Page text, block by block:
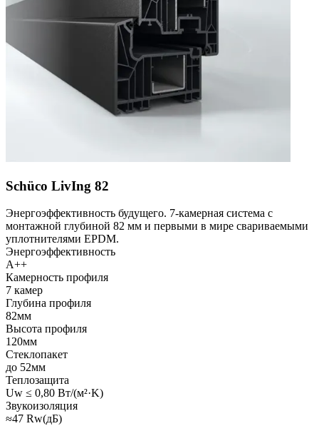
Schüco LivIng 82
Энергоэффективность будущего. 7-камерная система с
монтажной глубиной 82 мм и первыми в мире свариваемыми
уплотнителями EPDM.
Энергоэффективность
A++
Камерность профиля
7 камер
Глубина профиля
82мм
Высота профиля
120мм
Стеклопакет
до 52мм
Теплозащита
Uw ≤ 0,80 Вт/(м²·K)
Звукоизоляция
≈47 Rw(дБ)